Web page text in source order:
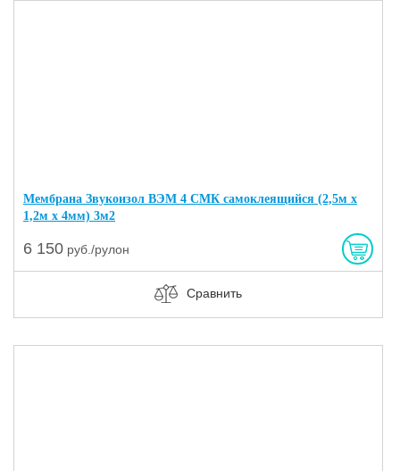
Мембрана Звукоизол ВЭМ 4 СМК самоклеящийся (2,5м х
1,2м х 4мм) 3м2
6 150 руб./рулон
Сравнить